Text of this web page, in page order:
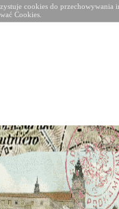
cookies do
Cookies.